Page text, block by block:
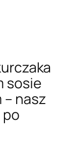
sosie
nasz